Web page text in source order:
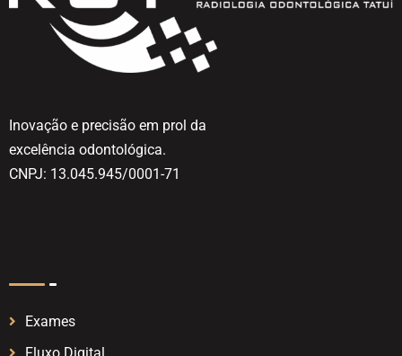
Inovação e precisão em prol da
excelência odontológica.
CNPJ: 13.045.945/0001-71
Exames